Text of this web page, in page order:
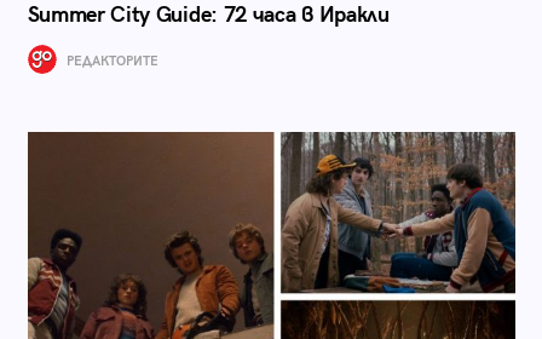
Summer City Guide: 72 часа в Иракли
РЕДАКТОРИТЕ